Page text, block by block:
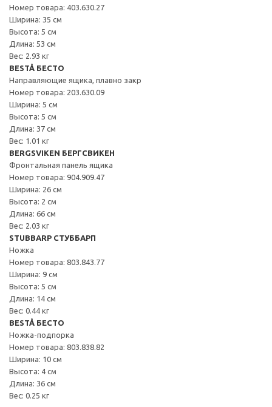
Номер товара: 403.630.27
Ширина: 35 см
Высота: 5 см
Длина: 53 см
Вес: 2.93 кг
BESTÅ БЕСТО
Направляющие ящика, плавно закр
Номер товара: 203.630.09
Ширина: 5 см
Высота: 5 см
Длина: 37 см
Вес: 1.01 кг
BERGSVIKEN БЕРГСВИКЕН
Фронтальная панель ящика
Номер товара: 904.909.47
Ширина: 26 см
Высота: 2 см
Длина: 66 см
Вес: 2.03 кг
STUBBARP СТУББАРП
Ножка
Номер товара: 803.843.77
Ширина: 9 см
Высота: 5 см
Длина: 14 см
Вес: 0.44 кг
BESTÅ БЕСТО
Ножка-подпорка
Номер товара: 803.838.82
Ширина: 10 см
Высота: 4 см
Длина: 36 см
Вес: 0.25 кг